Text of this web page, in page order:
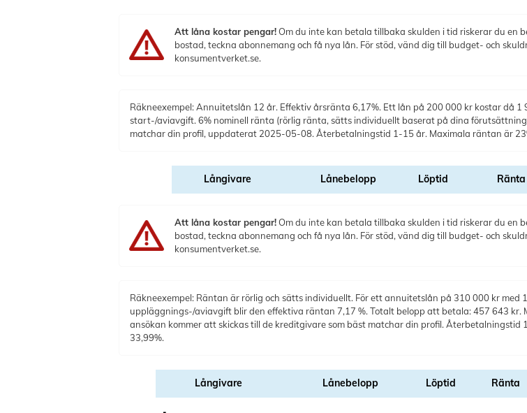
Att låna kostar pengar!Om du inte kan betala tillbaka skulden i tid riskerar du en
bostad, teckna abonnemang och få nya lån. För stöd, vänd dig till budget- och
konsumentverket.se.
Räkneexempel: Annuitetslån 12 år. Effektiv årsränta 6,17%. Ett lån på 200 000 kr kostar då
start-/aviavgift. 6% nominell ränta (rörlig ränta, sätts individuellt baserat på dina
matchar din profil, uppdaterat 2025-05-08. Återbetalningstid 1-15 år. Maximala räntan är
Långivare Lånebelopp Löptid Ränta
Att låna kostar pengar!Om du inte kan betala tillbaka skulden i tid riskerar du en
bostad, teckna abonnemang och få nya lån. För stöd, vänd dig till budget- och
konsumentverket.se.
Räkneexempel: Räntan är rörlig och sätts individuellt. För ett annuitetslån på 310 000 kr med
uppläggnings-/aviavgift blir den effektiva räntan 7,17 %. Totalt belopp att betala: 457 643
ansökan kommer att skickas till de kreditgivare som bäst matchar din profil.
33,99%.
Långivare Lånebelopp Löptid Ränta